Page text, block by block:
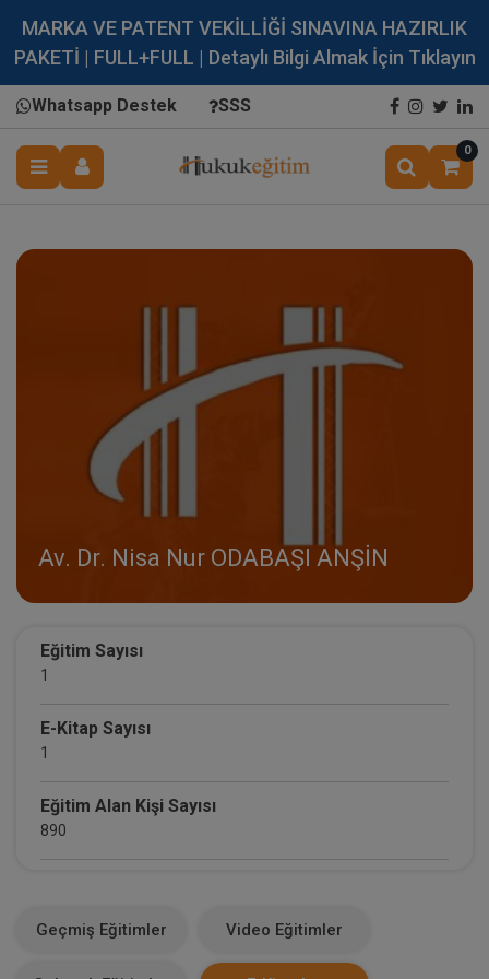
MARKA VE PATENT VEKİLLİĞİ SINAVINA HAZIRLIK
PAKETİ | FULL+FULL | Detaylı Bilgi Almak İçin Tıklayın
Whatsapp Destek SSS
0
Av. Dr. Nisa Nur ODABAŞI ANŞİN
Eğitim Sayısı
1
E-Kitap Sayısı
1
Eğitim Alan Kişi Sayısı
890
Geçmiş Eğitimler Video Eğitimler